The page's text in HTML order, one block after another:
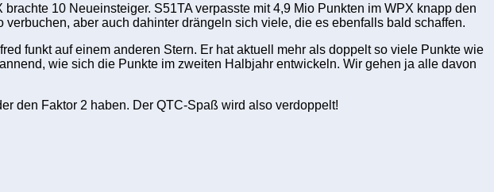
10 Neueinsteiger. S51TA verpasste mit 4,9 Mio Punkten im WPX knapp den
aber auch dahinter drängeln sich viele, die es ebenfalls bald schaffen.
funkt auf einem anderen Stern. Er hat aktuell mehr als doppelt so viele Punkte wie
wie sich die Punkte im zweiten Halbjahr entwickeln. Wir gehen ja alle davon
den Faktor 2 haben. Der QTC-Spaß wird also verdoppelt!